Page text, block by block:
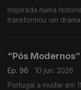
Inspirada numa
transformou um
“Pós
Ep. 96
10 jun. 2026
Portugal a mudar em